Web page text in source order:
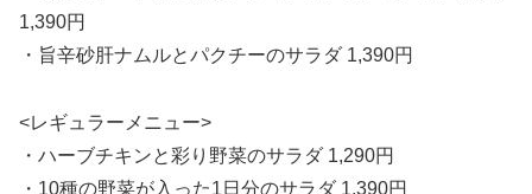
1,390円
・旨辛砂肝ナムルとパクチーのサラダ 1,390円
<レギュラーメニュー>
・ハーブチキンと彩り野菜のサラダ 1,290円
・10種の野菜が入った1日分のサラダ 1,390円